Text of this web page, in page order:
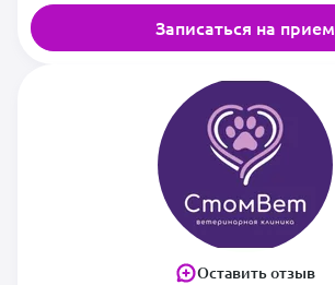
Записаться на прием
Оставить отзыв